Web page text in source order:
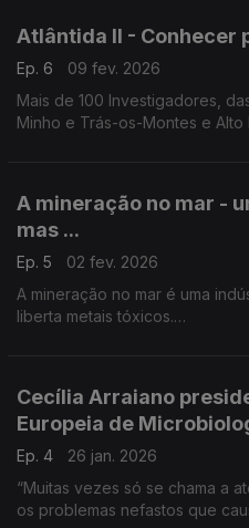
Atlântida II - Conhecer
Ep. 6
09 fev. 2026
Mais de 100 Investigadores,
Minho e Trás-os-Montes e Alto Douro, com
A mineração no mar -
mas ...
Ep. 5
02 fev. 2026
A mineração no mar é uma
liberta metais tóxicos.
Cecília Arraiano
Europeia de
Ep. 4
26 jan. 2026
“Muitas vezes só se chama a
os problemas nefastos que